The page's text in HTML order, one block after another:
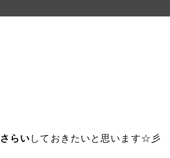
らい しておきたいと思います☆彡